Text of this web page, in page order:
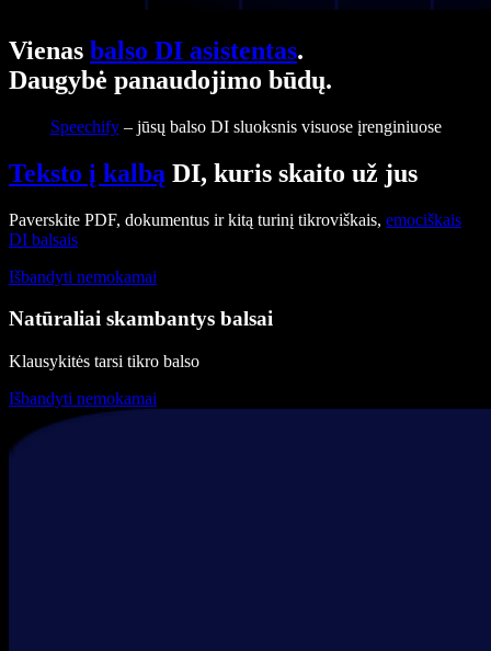
Vienas balso DI asistentas.
Daugybė panaudojimo būdų.
Speechify– jūsų balso DI sluoksnis visuose įrenginiuose
Teksto į kalbą DI, kuris skaito už jus
Paverskite PDF, dokumentus ir kitą turinį tikroviškais, emociškais
DI balsais
Išbandyti nemokamai
Natūraliai skambantys balsai
Klausykitės tarsi tikro balso
Išbandyti nemokamai